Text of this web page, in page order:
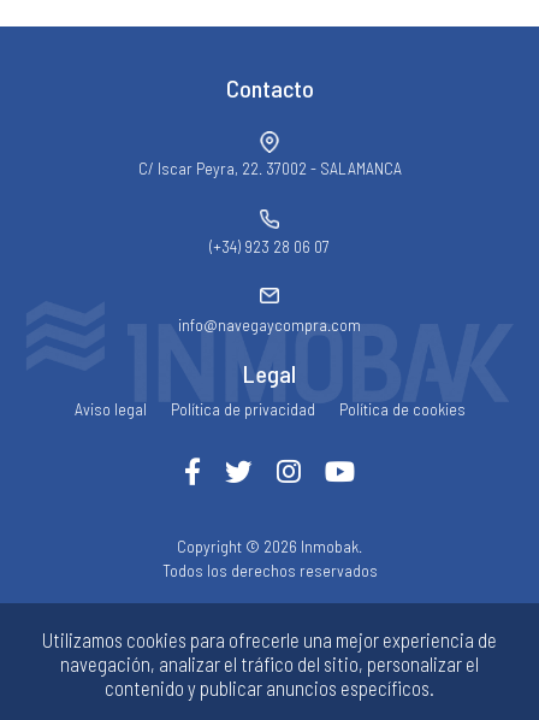
Utilizamos cookies para ofrecerle una mejor experiencia de
navegación, analizar el tráfico del sitio, personalizar el
contenido y publicar anuncios específicos.
Contacto
C/ Iscar Peyra, 22. 37002 - SALAMANCA
(+34) 923 28 06 07
info@navegaycompra.com
Legal
Aviso legal Política de privacidad Política de cookies
Copyright © 2026 Inmobak.
Todos los derechos reservados
Diseño web SGM